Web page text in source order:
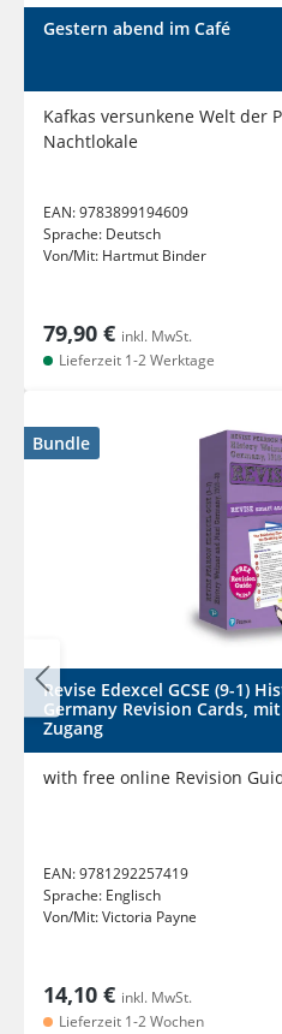
Gestern abend im Café
Kafkas versunkene Welt der
Nachtlokale
EAN:9783899194609
Sprache: Deutsch
Von/Mit: Hartmut Binder
79,90 € inkl. MwSt.
Lieferzeit 1-2 Werktage
Bundle
Revise Edexcel GCSE (9-1)
Germany Revision Cards,
Zugang
with free online Revision
EAN:9781292257419
Sprache: Englisch
Von/Mit:Victoria Payne
14,10 € inkl. MwSt.
Lieferzeit 1-2 Wochen